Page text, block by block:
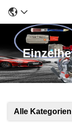
Alle Kategorien